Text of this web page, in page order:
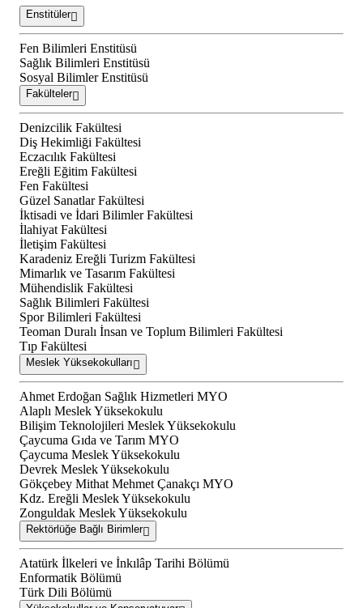
Enstitüler
Fen Bilimleri Enstitüsü
Sağlık Bilimleri Enstitüsü
Sosyal Bilimler Enstitüsü
Fakülteler
Denizcilik Fakültesi
Diş Hekimliği Fakültesi
Eczacılık Fakültesi
Ereğli Eğitim Fakültesi
Fen Fakültesi
Güzel Sanatlar Fakültesi
İktisadi ve İdari Bilimler Fakültesi
İlahiyat Fakültesi
İletişim Fakültesi
Karadeniz Ereğli Turizm Fakültesi
Mimarlık ve Tasarım Fakültesi
Mühendislik Fakültesi
Sağlık Bilimleri Fakültesi
Spor Bilimleri Fakültesi
Teoman Duralı İnsan ve Toplum Bilimleri Fakültesi
Tıp Fakültesi
Meslek Yüksekokulları
Ahmet Erdoğan Sağlık Hizmetleri MYO
Alaplı Meslek Yüksekokulu
Bilişim Teknolojileri Meslek Yüksekokulu
Çaycuma Gıda ve Tarım MYO
Çaycuma Meslek Yüksekokulu
Devrek Meslek Yüksekokulu
Gökçebey Mithat Mehmet Çanakçı MYO
Kdz. Ereğli Meslek Yüksekokulu
Zonguldak Meslek Yüksekokulu
Rektörlüğe Bağlı Birimler
Atatürk İlkeleri ve İnkılâp Tarihi Bölümü
Enformatik Bölümü
Türk Dili Bölümü